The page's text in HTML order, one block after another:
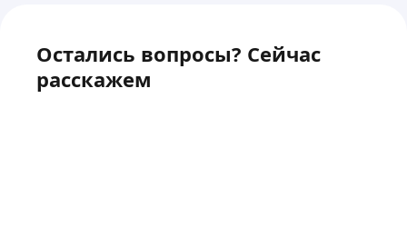
Остались вопросы? Сейчас
расскажем